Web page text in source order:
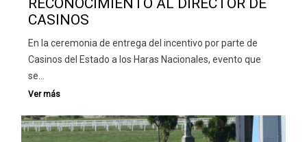
RECONOCIMIENTO AL DIRECTOR DE
CASINOS
En la ceremonia de entrega del incentivo por parte de
Casinos del Estado a los Haras Nacionales, evento que
se…